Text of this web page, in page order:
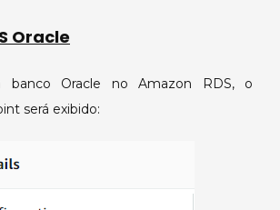
Oracle
banco Oracle no Amazon RDS, o
será exibido: